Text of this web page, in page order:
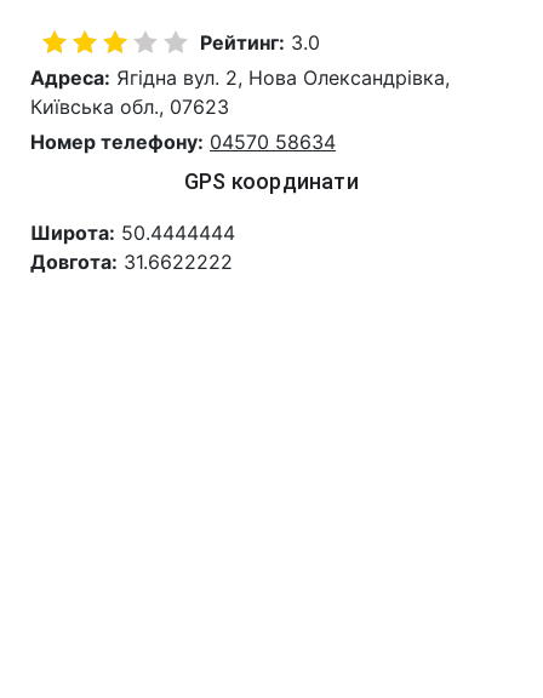
Рейтинг: 3.0
Адреса: Ягідна вул. 2, Нова Олександрівка,
Київська обл., 07623
Номер телефону: 04570 58634
GPS координати
Широта: 50.4444444
Довгота: 31.6622222